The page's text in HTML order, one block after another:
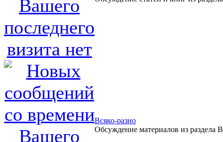
Всяко-разно
Обсуждение материалов из раздела